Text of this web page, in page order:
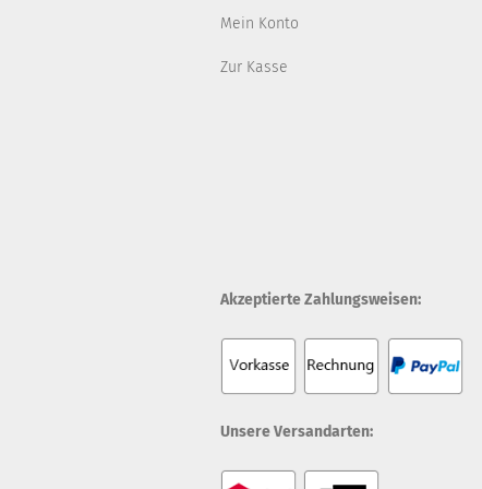
Mein Konto
Zur Kasse
Akzeptierte Zahlungsweisen:
Unsere Versandarten: